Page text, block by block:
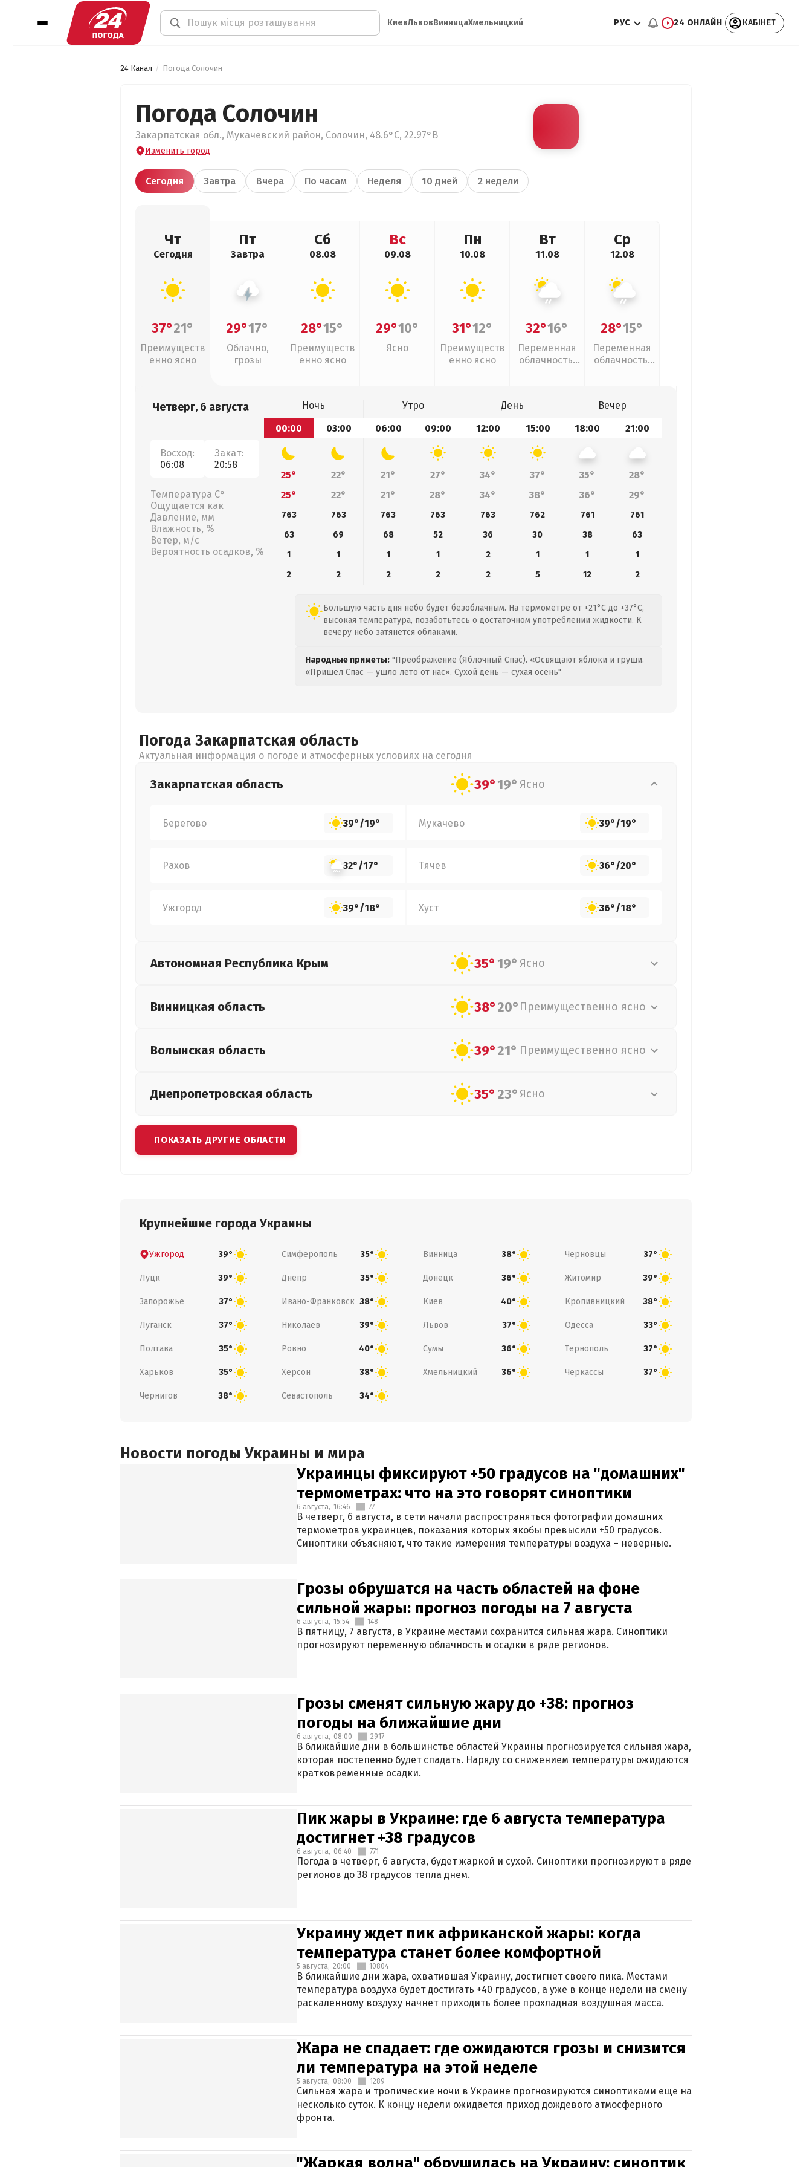
КиевЛьвовВинницаХмельницкий РУС 24 ОНЛАЙН КАБІНЕТ
24 Канал Погода Солочин
Погода Солочин
Закарпатская обл., Мукачевский район, Солочин, 48.6°С, 22.97°В
Изменить город
Сегодня Завтра Вчера По часам Неделя 10 дней 2 недели
Чт
Сегодня
37°21°
Преимуществ
енно ясно
Пт
Завтра
29°17°
Облачно,
грозы
Сб
08.08
28°15°
Преимуществ
енно ясно
Вс
09.08
29°10°
Ясно
Пн
10.08
31°12°
Преимуществ
енно ясно
Вт
11.08
32°16°
Переменная
облачность,
Ср
12.08
28°15°
Переменная
облачность,
Четверг, 6 августа
Восход:
06:08
Закат:
20:58
Температура С°
Ощущается как
Давление, мм
Влажность, %
Ветер, м/с
Вероятность осадков, %
Ночь Утро День
Вечер
00:00
03:00 06:00 09:00 12:00 15:00 18:00 21:00
25° 22° 21° 27° 34° 37° 35°
28°
25°
22° 21° 28° 34° 38° 36° 29°
763 763 763 763 763 762 761
761
63
69 68 52 36 30 38
63
1
1 1 1 2 1 1
1
2
2 2 2 2 5 12 2
Большую часть дня небо будет безоблачным. На термометре от +21°C до +37°C,
высокая температура, позаботьтесь о достаточном употреблении жидкости. К
вечеру небо затянется облаками.
Народные приметы: "Преображение (Яблочный Спас). «Освящают яблоки и груши.
«Пришел Спас — ушло лето от нас». Сухой день — сухая осень"
Погода Закарпатская область
Актуальная информация о погоде и атмосферных условиях на сегодня
Закарпатская область 39°19° Ясно
Берегово 39°/19° Мукачево 39°/19°
Рахов 32°/17° Тячев 36°/20°
Ужгород 39°/18° Хуст 36°/18°
Автономная Республика Крым 35°19° Ясно
Винницкая область 38°20° Преимущественно ясно
Волынская область 39°21° Преимущественно ясно
Днепропетровская область 35°23° Ясно
ПОКАЗАТЬ ДРУГИЕ ОБЛАСТИ
Крупнейшие города Украины
Ужгород 39° Симферополь 35° Винница 38° Черновцы 37°
Луцк 39° Днепр 35° Донецк 36° Житомир 39°
Запорожье 37° Ивано-Франковск 38° Киев 40° Кропивницкий 38°
Луганск 37° Николаев 39° Львов 37° Одесса 33°
Полтава 35° Ровно 40° Сумы 36° Тернополь 37°
Харьков 35° Херсон 38° Хмельницкий 36° Черкассы 37°
Чернигов 38° Севастополь 34°
Новости погоды Украины и мира
Украинцы фиксируют +50 градусов на "домашних"
термометрах: что на это говорят синоптики
6 августа, 16:46 77
В четверг, 6 августа, в сети начали распространяться фотографии домашних
термометров украинцев, показания которых якобы превысили +50 градусов.
Синоптики объясняют, что такие измерения температуры воздуха – неверные.
Грозы обрушатся на часть областей на фоне
сильной жары: прогноз погоды на 7 августа
6 августа, 15:54 148
В пятницу, 7 августа, в Украине местами сохранится сильная жара. Синоптики
прогнозируют переменную облачность и осадки в ряде регионов.
Грозы сменят сильную жару до +38: прогноз
погоды на ближайшие дни
6 августа, 08:00 2917
В ближайшие дни в большинстве областей Украины прогнозируется сильная жара,
которая постепенно будет спадать. Наряду со снижением температуры ожидаются
кратковременные осадки.
Пик жары в Украине: где 6 августа температура
достигнет +38 градусов
6 августа, 06:40 771
Погода в четверг, 6 августа, будет жаркой и сухой. Синоптики прогнозируют в ряде
регионов до 38 градусов тепла днем.
Украину ждет пик африканской жары: когда
температура станет более комфортной
5 августа, 20:00 10804
В ближайшие дни жара, охватившая Украину, достигнет своего пика. Местами
температура воздуха будет достигать +40 градусов, а уже в конце недели на смену
раскаленному воздуху начнет приходить более прохладная воздушная масса.
Жара не спадает: где ожидаются грозы и снизится
ли температура на этой неделе
5 августа, 08:00 1289
Сильная жара и тропические ночи в Украине прогнозируются синоптиками еще на
несколько суток. К концу недели ожидается приход дождевого атмосферного
фронта.
"Жаркая волна" обрушилась на Украину: синоптик